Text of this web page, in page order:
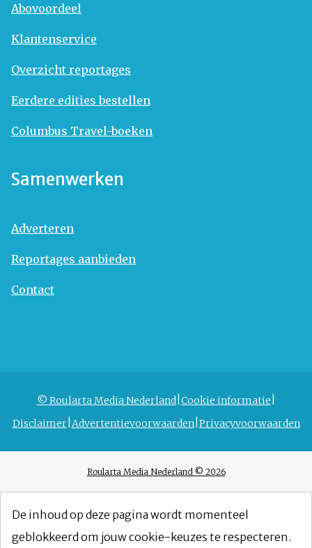
Abovoordeel
Klantenservice
Overzicht reportages
Eerdere edities bestellen
Columbus Travel-boeken
Samenwerken
Adverteren
Reportages aanbieden
Contact
© Roularta Media Nederland Cookie informatie
Disclaimer Advertentievoorwaarden Privacyvoorwaarden
Roularta Media Nederland © 2026
De inhoud op deze pagina wordt momenteel
geblokkeerd om jouw cookie-keuzes te respecteren.